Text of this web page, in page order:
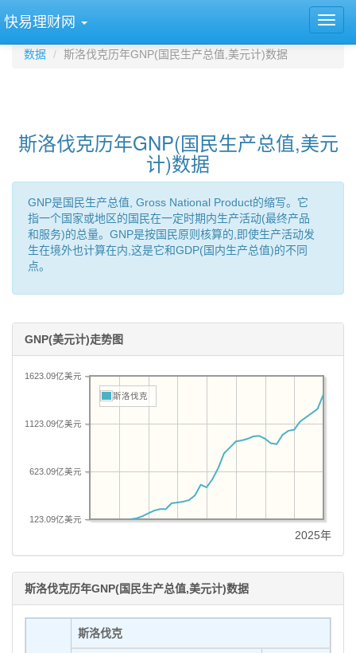
快易理财网
数据 斯洛伐克历年GNP(国民生产总值,美元计)数据
斯洛伐克历年GNP(国民生产总值,美元
计)数据
GNP是国民生产总值, Gross National Product的缩写。它
指一个国家或地区的国民在一定时期内生产活动(最终产品
和服务)的总量。GNP是按国民原则核算的,即使生产活动发
生在境外也计算在内,这是它和GDP(国内生产总值)的不同
点。
GNP(美元计)走势图
123.09亿美元
623.09亿美元
1123.09亿美元
1623.09亿美元
斯洛伐克
2025年
斯洛伐克历年GNP(国民生产总值,美元计)数据
斯洛伐克